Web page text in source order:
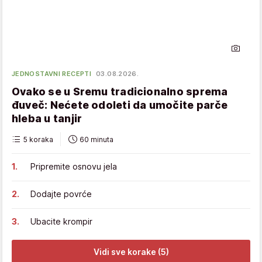
JEDNOSTAVNI RECEPTI 03.08.2026.
Ovako se u Sremu tradicionalno sprema
đuveč: Nećete odoleti da umočite parče
hleba u tanjir
5 koraka 60 minuta
Pripremite osnovu jela
Dodajte povrće
Ubacite krompir
Vidi sve korake (5)